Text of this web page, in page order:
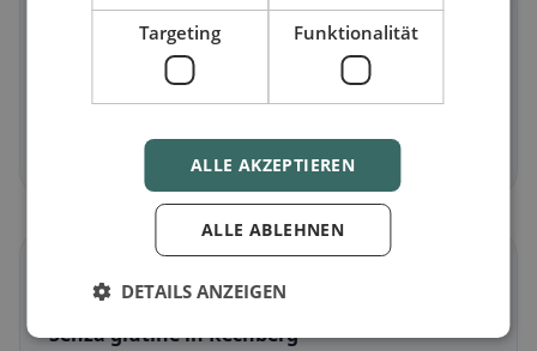
🥕
Vegetarianoin Rechberg
Piatti senza carne e classici vegetariani
Scopri ora →
🌾
Senza glutinein Rechberg
Targeting Funktionalität
ALLE AKZEPTIEREN
ALLE ABLEHNEN
DETAILS ANZEIGEN